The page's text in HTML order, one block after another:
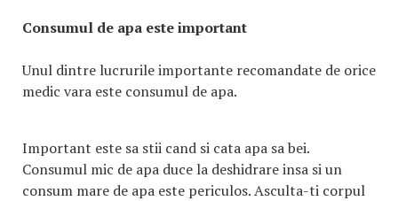
Consumul de apa este important
Unul dintre lucrurile importante recomandate de orice
medic vara este consumul de apa.
Important este sa stii cand si cata apa sa bei.
Consumul mic de apa duce la deshidrare insa si un
consum mare de apa este periculos. Asculta-ti corpul